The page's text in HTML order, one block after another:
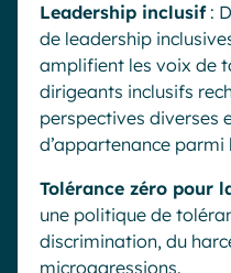
Leadership inclusif:
de leadership
amplifient les voix de
dirigeants inclusifs
perspectives diverses
d’appartenance parmi
Tolérance zéro pour
une politique de
discrimination, du
microagressions.